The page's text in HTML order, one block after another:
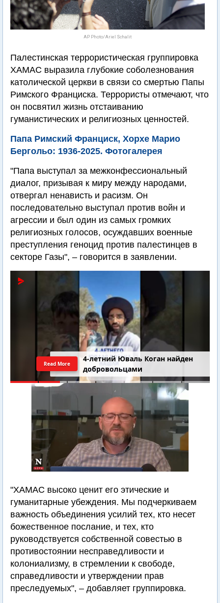
AP Photo/Ariel Schalit
Палестинская террористическая группировка
ХАМАС выразила глубокие соболезнования
католической церкви в связи со смертью Папы
Римского Франциска. Террористы отмечают, что
он посвятил жизнь отстаиванию
гуманистических и религиозных ценностей.
Папа Римский Франциск, Хорхе Марио
Бергольо: 1936-2025. Фотогалерея
"Папа выступал за межконфессиональный
диалог, призывая к миру между народами,
отвергал ненависть и расизм. Он
последовательно выступал против войн и
агрессии и был один из самых громких
религиозных голосов, осуждавших военные
преступления геноцид против палестинцев в
секторе Газы", – говорится в заявлении.
4-летний Юваль Коган найден
добровольцами
Read More
"ХАМАС высоко ценит его этические и
гуманитарные убеждения. Мы подчеркиваем
важность объединения усилий тех, кто несет
божественное послание, и тех, кто
руководствуется собственной совестью в
противостоянии несправедливости и
колониализму, в стремлении к свободе,
справедливости и утверждении прав
преследуемых", – добавляет группировка.